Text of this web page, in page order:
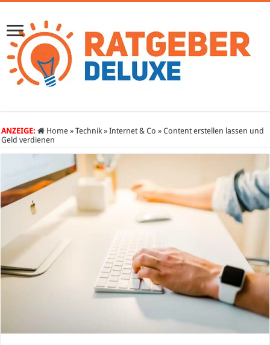
ANZEIGE: Home » Technik » Internet & Co » Content erstellen lassen und
Geld verdienen